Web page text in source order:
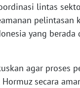
lintas
pelintasan
yang berada
agar proses
secara